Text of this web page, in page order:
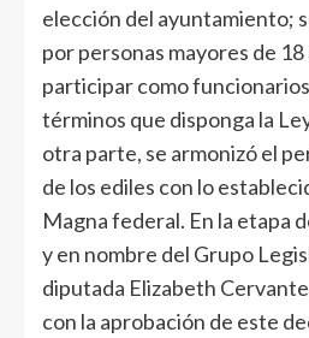
elección del ayuntamiento;
por personas mayores de
participar como
términos que disponga la
otra parte, se armonizó el
de los ediles con lo
Magna federal. En la etapa
y en nombre del Grupo
diputada Elizabeth
con la aprobación de este